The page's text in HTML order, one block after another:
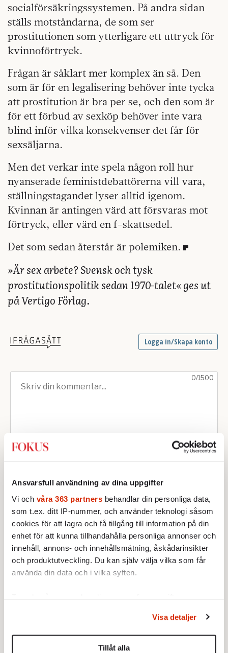
Ansvarsfull användning av dina uppgifter
Vi och våra 363 partners behandlar din personliga data,
som t.ex. ditt IP-nummer, och använder teknologi såsom
cookies för att lagra och få tillgång till information på din
enhet för att kunna tillhandahålla personliga annonser och
innehåll, annons- och innehållsmätning, åskådarinsikter
och produktutveckling. Du kan själv välja vilka som får
använda din data och i vilka syften.
Ta reda på mer om hur dina personliga uppgifter
Du kan ändra eller dra tillbaka ditt samtycke när som
helst från cookie-förklaringen.
Visa detaljer
Tillåt alla
socialförsäkringssystemen. På andra sidan
ställs motståndarna, de som ser
prostitutionen som ytterligare ett uttryck för
kvinnoförtryck.
Frågan är såklart mer komplex än så. Den
som är för en legalisering behöver inte tycka
att prostitution är bra per se, och den som är
för ett förbud av sexköp behöver inte vara
blind inför vilka konsekvenser det får för
sexsäljarna.
Men det verkar inte spela någon roll hur
nyanserade feministdebattörerna vill vara,
ställningstagandet lyser alltid igenom.
Kvinnan är antingen värd att försvaras mot
förtryck, eller värd en f-skattsedel.
Det som sedan återstår är polemiken.
»Är sex arbete? Svensk och tysk
prostitutionspolitik sedan 1970-talet« ges ut
på Vertigo Förlag.
Text: Elsa Westerstad
Ingår i nummer 2009-10
Redaktionsbloggen